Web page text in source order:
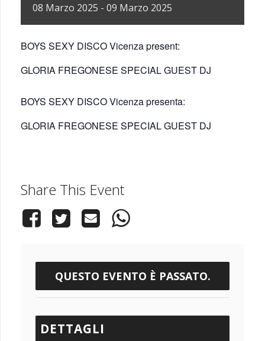
08 Marzo 2025 - 09 Marzo 2025
BOYS SEXY DISCO Vicenza present:
GLORIA FREGONESE SPECIAL GUEST DJ
BOYS SEXY DISCO Vicenza presenta:
GLORIA FREGONESE SPECIAL GUEST DJ
Share This Event
QUESTO EVENTO È PASSATO.
DETTAGLI